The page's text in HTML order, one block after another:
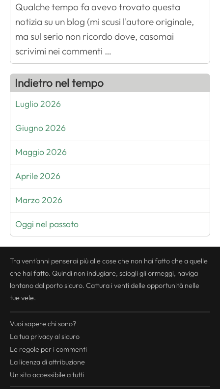
Qualche tempo fa avevo trovato questa
notizia su un blog (mi scusi l'autore originale,
ma sul serio non ricordo dove, casomai
scrivimi nei commenti …
Indietro nel tempo
Luglio 2026
Giugno 2026
Maggio 2026
Aprile 2026
Marzo 2026
Oggi nel passato
Tra vent'anni penserai più alle cose che non hai fatto che a quelle
che hai fatto. Quindi non indugiare, sciogli gli ormeggi, naviga
lontano dal porto sicuro. Cattura i venti delle opportunità nelle
tue vele.
Vuoi sapere chi sono?
La tua privacyal sicuro
Le regole per i commenti
La licenza di attribuzione
Un sito accessibile a tutti